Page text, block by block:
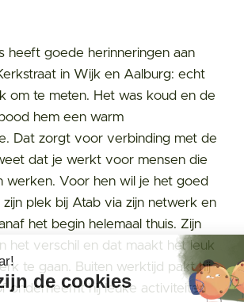
heeft goede herinneringen aan
in Wijk en Aalburg: echt
om te meten. Het was koud en de
hem een warm
Dat zorgt voor verbinding met de
dat je werkt voor mensen die
werken. Voor hen wil je het goed
plek bij Atab via zijn netwerk en
het begin helemaal thuis. Zijn
het verschil en dat maakt het leuk
te gaan. Buiten werktijd pakt hij
onderneemt hij leuke activiteiten